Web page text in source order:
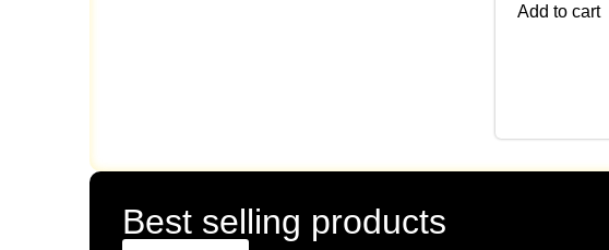
Add to cart
Best selling products